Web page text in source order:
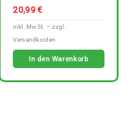
20,99€
In den Warenkorb